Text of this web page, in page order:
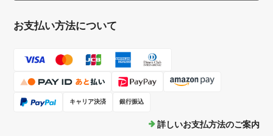
お支払い方法について
キャリア決済 銀行振込
詳しいお支払方法のご案内